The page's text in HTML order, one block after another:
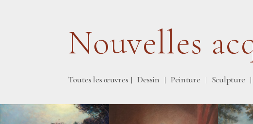
Nouvelles
Toutes les œuvres | Dessin | Peinture | Sculpture |